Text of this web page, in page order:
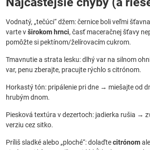
Vodnatý, „tečúci“ džem: černice boli veľmi
varte vširokom hrnci, časť maceračnej šťavy
pomôžte si pektínom/želírovacím cukrom.
Tmavnutie a strata lesku: dlhý var na silnom
var, penu zberajte, pracujte rýchlo s citrónom.
Horkastý tón: pripálenie pri dne → miešajte od
hrubým dnom.
Piesková textúra v dezertoch: jadierka rušia →
verziu cez sitko.
Príliš sladké alebo „ploché“: dolaďtecitrónom